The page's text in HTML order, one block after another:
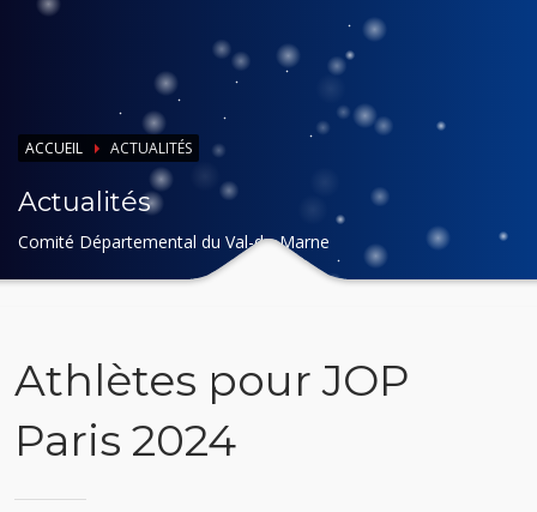
ACCUEIL ACTUALITÉS
Actualités
Comité Départemental du Val-de-Marne
Athlètes pour JOP
Paris 2024